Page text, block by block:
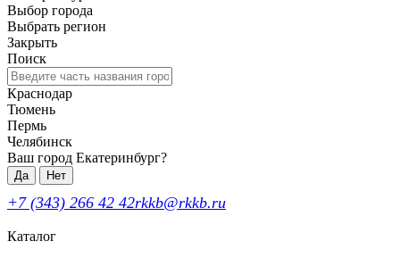
Выбор города
Выбрать регион
Закрыть
Поиск
Краснодар
Тюмень
Пермь
Челябинск
Ваш город Екатеринбург?
Да Нет
+7 (343) 266 42 42rkkb@rkkb.ru
Каталог